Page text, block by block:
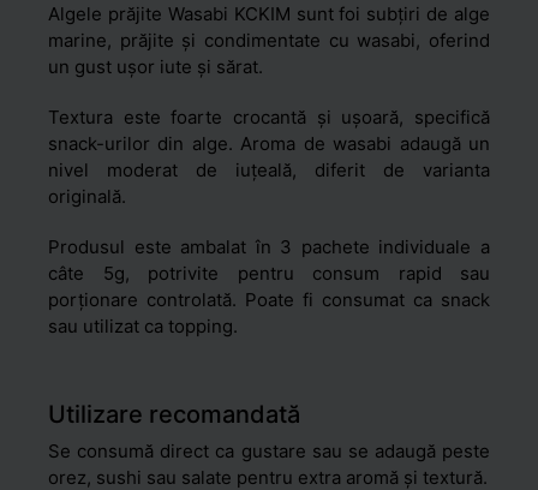
Algele prăjite Wasabi KCKIM sunt foi subțiri de alge
marine, prăjite și condimentate cu wasabi, oferind
un gust ușor iute și sărat.
Textura este foarte crocantă și ușoară, specifică
snack-urilor din alge. Aroma de wasabi adaugă un
nivel moderat de iuțeală, diferit de varianta
originală.
Produsul este ambalat în 3 pachete individuale a
câte 5g, potrivite pentru consum rapid sau
porționare controlată. Poate fi consumat ca snack
sau utilizat ca topping.
Utilizare recomandată
Se consumă direct ca gustare sau se adaugă peste
orez, sushi sau salate pentru extra aromă și textură.